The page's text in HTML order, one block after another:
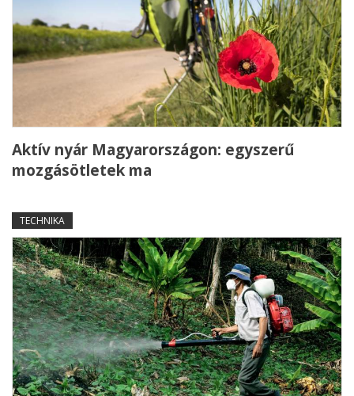
Aktív nyár Magyarországon: egyszerű
mozgásötletek ma
TECHNIKA